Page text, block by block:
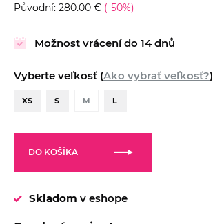
Původní: 280.00 € (-50%)
Možnost vrácení do 14 dnů
Vyberte veľkosť (Ako vybrať veľkosť?)
XS S M L
DO KOŠÍKA
Skladom v eshope